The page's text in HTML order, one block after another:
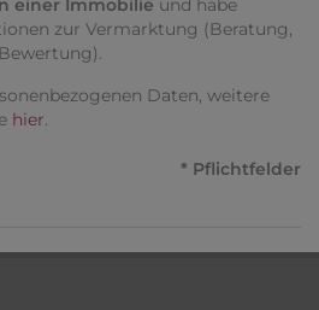
einer Immobilie und habe
zur Vermarktung (Beratung,
Daten, weitere
hier.
* Pflichtfelder